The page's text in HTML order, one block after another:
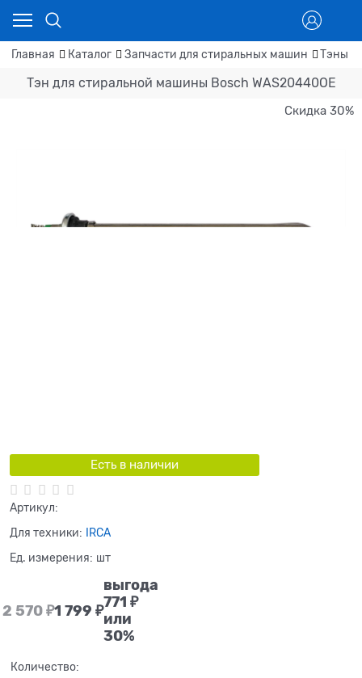
Главная Каталог Запчасти для стиральных машин Тэны
Тэн для стиральной машины Bosch WAS20440OE
Скидка 30%
Есть в наличии
Артикул:
Для техники:
IRCA
Ед. измерения: шт
2 570 ₽1 799 ₽
выгода
771 ₽
или
30%
Количество: